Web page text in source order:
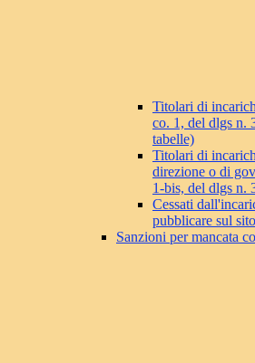
Titolari di
co. 1, del dlgs n.
tabelle)
Titolari di
direzione o di
1-bis, del dlgs n.
Cessati
pubblicare sul
Sanzioni per mancata